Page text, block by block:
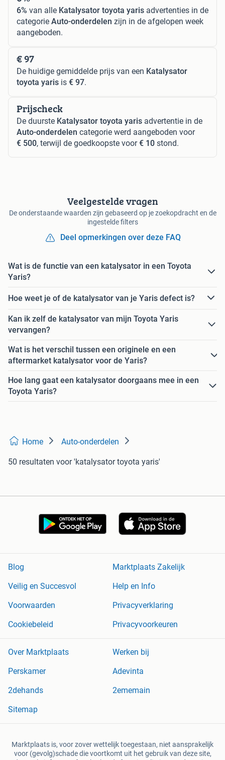
6% van alle Katalysator toyota yaris advertenties in de
categorie Auto-onderdelen zijn in de afgelopen week
aangeboden.
€ 97
De huidige gemiddelde prijs van een Katalysator
toyota yaris is € 97.
Prijscheck
De duurste Katalysator toyota yaris advertentie in de
Auto-onderdelen categorie werd aangeboden voor
€ 500, terwijl de goedkoopste voor€ 10 stond.
Veelgestelde vragen
De onderstaande waarden zijn gebaseerd op je zoekopdracht en de
ingestelde filters
Deel opmerkingen over deze FAQ
Wat is de functie van een katalysator in een Toyota
Yaris?
Hoe weet je of de katalysator van je Yaris defect is?
Kan ik zelf de katalysator van mijn Toyota Yaris
vervangen?
Wat is het verschil tussen een originele en een
aftermarket katalysator voor de Yaris?
Hoe lang gaat een katalysator doorgaans mee in een
Toyota Yaris?
Home Auto-onderdelen
50 resultaten voor 'katalysator toyota yaris'
Blog
Marktplaats Zakelijk
Veilig en Succesvol
Help en Info
Voorwaarden
Privacyverklaring
Cookiebeleid
Privacyvoorkeuren
Over Marktplaats
Werken bij
Perskamer
Adevinta
2dehands
2ememain
Sitemap
Marktplaats is, voor zover wettelijk toegestaan, niet aansprakelijk
voor (gevolg)schade die voortkomt uit het gebruik van deze site,